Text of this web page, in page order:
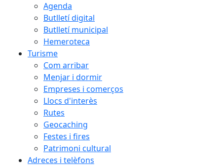
Agenda
Butlletí digital
Butlletí municipal
Hemeroteca
Turisme
Com arribar
Menjar i dormir
Empreses i comerços
Llocs d'interès
Rutes
Geocaching
Festes i fires
Patrimoni cultural
Adreces i telèfons